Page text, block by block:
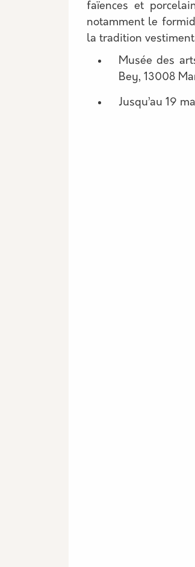
faïences et
notamment le
la tradition
Musée des
Bey, 13008
Jusqu’au 19